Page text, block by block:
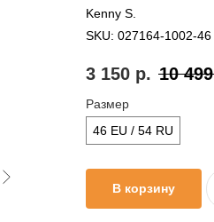
Kenny S.
SKU: 027164-1002-46
3 150 р. 10 499
Размер
46 EU / 54 RU
В корзину